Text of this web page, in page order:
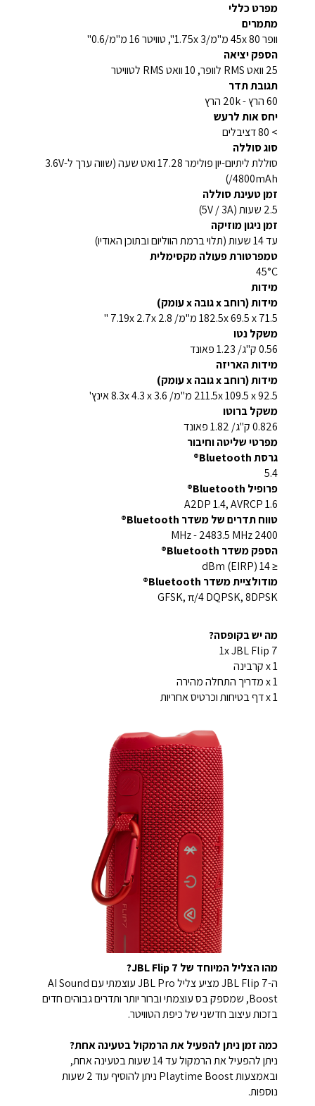
מפרט כללי
מתמרים
וופר 45x 80 מ"מ/1.75x 3", טוויטר 16 מ"מ/0.6"
הספק יציאה
25 וואט RMS לוופר, 10 וואט RMS לטוויטר
תגובת תדר
60 הרץ - 20k הרץ
יחס אות לרעש
> 80 דציבלים
סוג סוללה
סוללת ליתיום-יון פולימר 17.28 ואט שעה (שווה ערך ל-3.6V
/4800mAh)
זמן טעינת סוללה
2.5 שעות (5V / 3A)
זמן ניגון מוזיקה
עד 14 שעות (תלוי ברמת הווליום ובתוכן האודיו)
טמפרטורת פעולה מקסימלית
45°C
מידות
מידות (רוחב x גובה x עומק)
182.5x 69.5 x 71.5 מ"מ/ 7.19x 2.7x 2.8 "
משקל נטו
0.56 ק"ג/ 1.23 פאונד
מידות האריזה
מידות (רוחב x גובה x עומק)
211.5x 109.5 x 92.5 מ"מ/ 8.3x 4.3 x 3.6 אינץ'
משקל ברוטו
0.826 ק"ג/ 1.82 פאונד
מפרטי שליטה וחיבור
גרסת Bluetooth®
5.4
פרופיל Bluetooth®
A2DP 1.4, AVRCP 1.6
טווח תדרים של משדר Bluetooth®
2400 MHz - 2483.5 MHz
הספק משדר Bluetooth®
≤ 14 dBm (EIRP)
מודולציית משדר Bluetooth®
GFSK, π/4 DQPSK, 8DPSK
מה יש בקופסה?
1x JBL Flip 7
1 x קרבינה
1 x מדריך התחלה מהירה
1 x דף בטיחות וכרטיס אחריות
מהו הצליל המיוחד של JBL Flip 7?
ה-JBL Flip 7 מציע צליל JBL Pro עוצמתי עם AI Sound
Boost, שמספק בס עוצמתי וברור יותר ותדרים גבוהים חדים
בזכות עיצוב חדשני של כיפת הטוויטר.
כמה זמן ניתן להפעיל את הרמקול בטעינה אחת?
ניתן להפעיל את הרמקול עד 14 שעות בטעינה אחת,
ובאמצעות Playtime Boost ניתן להוסיף עוד 2 שעות
נוספות.